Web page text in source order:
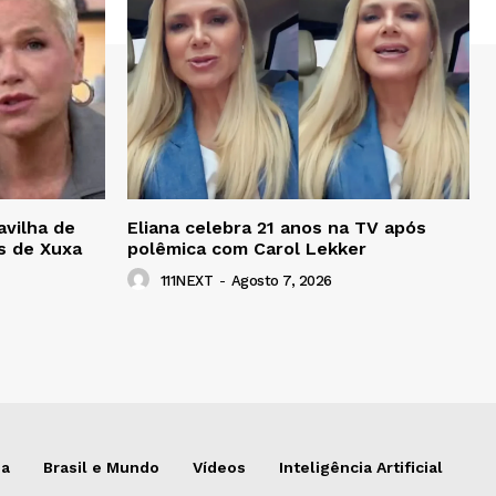
de
de Xuxa
Eliana celebra 21 anos na TV após
polêmica com Carol Lekker
111NEXT - Agosto 7, 2026
Brasil e Mundo Vídeos Inteligência Artificial